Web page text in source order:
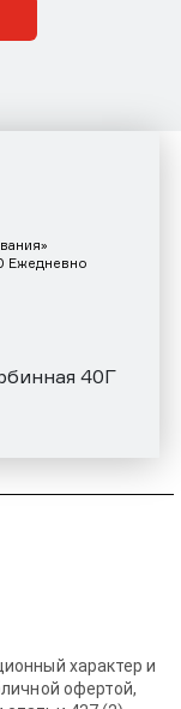
Ежедневно
40Г
характер и
офертой,